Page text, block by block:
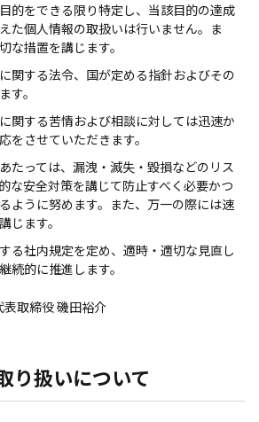
的をできる限り特定し、当該目的の達成
た個人情報の取扱いは行いません。ま
な措置を講じます。
関する法令、国が定める指針およびその
す。
関する苦情および相談に対しては迅速か
をさせていただきます。
たっては、漏洩・滅失・毀損などのリス
な安全対策を講じて防止すべく必要かつ
ように努めます。また、万一の際には速
じます。
る社内規定を定め、適時・適切な見直し
続的に推進します。
取締役 磯田裕介
り扱いについて